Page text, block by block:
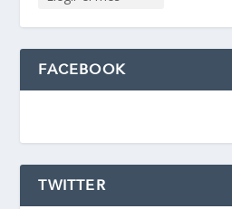
FACEBOOK
TWITTER